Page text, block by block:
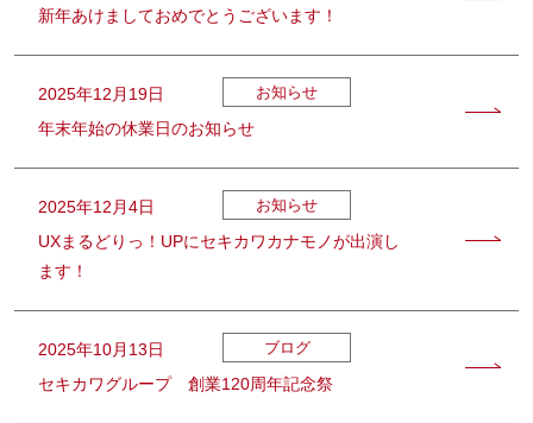
新年あけましておめでとうございます！
2025年12月19日 お知らせ
年末年始の休業日のお知らせ
2025年12月4日 お知らせ
UXまるどりっ！UPにセキカワカナモノが出演し
ます！
2025年10月13日 ブログ
セキカワグループ 創業120周年記念祭